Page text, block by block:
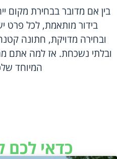
בין אם מדובר בבחירת מקום
בידור מותאמת, לכל פרט
ובחירה מדויקת, חתונה
ובלתי נשכחת. אז למה אתם
המיוחד
כדאי לכם